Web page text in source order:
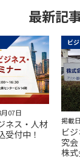
最新記
07日
ネス・人材
受付中！
ビ
掲載
ビ
究
株